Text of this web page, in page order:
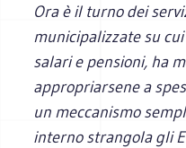
Ora è il turno dei
municipalizzate su
salari e pensioni, ha
appropriarsene a
un meccanismo
interno strangola gli